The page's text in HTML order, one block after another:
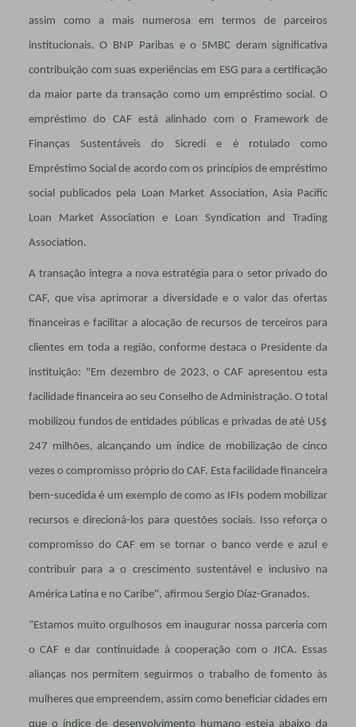
assim como a mais numerosa em termos de parceiros
institucionais. O BNP Paribas e o SMBC deram significativa
contribuição com suas experiências em ESG para a certificação
da maior parte da transação como um empréstimo social. O
empréstimo do CAF está alinhado com o Framework de
Finanças Sustentáveis do Sicredi e é rotulado como
Empréstimo Social de acordo com os princípios de empréstimo
social publicados pela Loan Market Association, Asia Pacific
Loan Market Association e Loan Syndication and Trading
Association.
A transação integra a nova estratégia para o setor privado do
CAF, que visa aprimorar a diversidade e o valor das ofertas
financeiras e facilitar a alocação de recursos de terceiros para
clientes em toda a região, conforme destaca o Presidente da
instituição: "Em dezembro de 2023, o CAF apresentou esta
facilidade financeira ao seu Conselho de Administração. O total
mobilizou fundos de entidades públicas e privadas de até US$
247 milhões, alcançando um índice de mobilização de cinco
vezes o compromisso próprio do CAF. Esta facilidade financeira
bem-sucedida é um exemplo de como as IFIs podem mobilizar
recursos e direcioná-los para questões sociais. Isso reforça o
compromisso do CAF em se tornar o banco verde e azul e
contribuir para a o crescimento sustentável e inclusivo na
América Latina e no Caribe", afirmou Sergio Díaz-Granados.
“Estamos muito orgulhosos em inaugurar nossa parceria com
o CAF e dar continuidade à cooperação com o JICA. Essas
alianças nos permitem seguirmos o trabalho de fomento às
mulheres que empreendem, assim como beneficiar cidades em
que o índice de desenvolvimento humano esteja abaixo da